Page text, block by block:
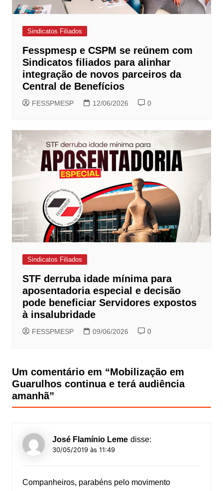
Sindicatos Filiados
Fesspmesp e CSPM se reúnem com
Sindicatos filiados para alinhar
integração de novos parceiros da
Central de Benefícios
FESSPMESP 12/06/2026 0
Sindicatos Filiados
STF derruba idade mínima para
aposentadoria especial e decisão
pode beneficiar Servidores expostos
à insalubridade
FESSPMESP 09/06/2026 0
Um comentário em “Mobilização em
Guarulhos continua e terá audiência
amanhã”
José Flamínio Leme disse:
30/05/2019 às 11:49
Companheiros, parabéns pelo movimento